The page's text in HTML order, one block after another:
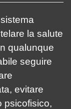
la salute
qualunque
seguire
evitare
psicofisico,